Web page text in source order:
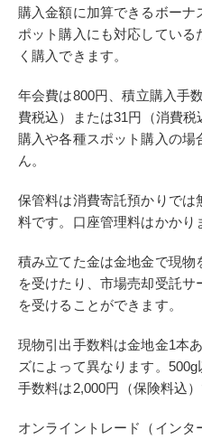
購入金額に加算できるボーナ
ポット購入にも対応してい
く購入できます。
年会費は800円、積立購入手
費税込）または31円（消費
購入や各種スポット購入の
ん。
保管料は消費寄託預かりで
料です。口座管理料はかかり
積み立てた金は金地金で現物
を受けたり、市場売却受託
を受けることができます。
現物引出手数料は金地金1本
ズによって異なります。
手数料は2,000円（保険料込）
オンライントレード（インタ